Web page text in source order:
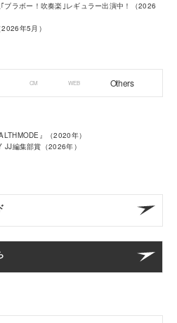
ラボー！吹奏楽｣レギュラー出演中！（2026
年5月）
CM WEB Others
』（2020年）
編集部賞（2026年）